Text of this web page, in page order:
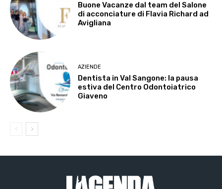
Buone Vacanze dal team del Salone
di acconciature di Flavia Richard ad
Avigliana
AZIENDE
Dentista in Val Sangone: la pausa
estiva del Centro Odontoiatrico
Giaveno